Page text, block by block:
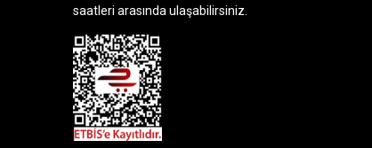
saatleri arasında ulaşabilirsiniz.